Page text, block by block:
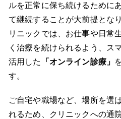
ルを正常に保ち続けるために
て継続することが大前提とな
リニックでは、お仕事や日常
く治療を続けられるよう、ス
活用した
「オンライン診療」
す。
ご自宅や職場など、場所を選
れるため、クリニックへの通